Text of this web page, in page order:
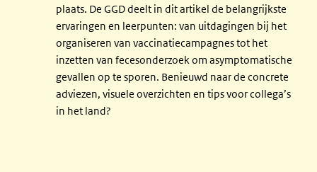
plaats. De GGD deelt in dit artikel de belangrijkste
ervaringen en leerpunten: van uitdagingen bij het
organiseren van vaccinatiecampagnes tot het
inzetten van fecesonderzoek om asymptomatische
gevallen op te sporen. Benieuwd naar de concrete
adviezen, visuele overzichten en tips voor collega’s
in het land?